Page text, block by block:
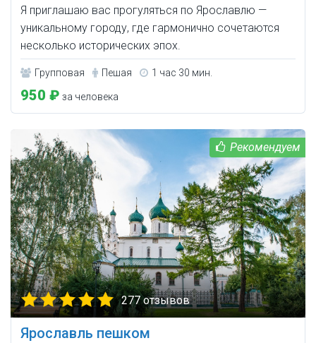
Я приглашаю вас прогуляться по Ярославлю —
уникальному городу, где гармонично сочетаются
несколько исторических эпох.
Групповая Пешая 1 час 30 мин.
950 ₽ за человека
277 отзывов
Ярославль пешком